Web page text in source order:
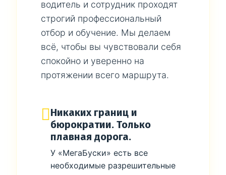
водитель и сотрудник проходят
строгий профессиональный
отбор и обучение. Мы делаем
всё, чтобы вы чувствовали себя
спокойно и уверенно на
протяжении всего маршрута.
Никаких границ и
бюрократии. Только
плавная дорога.
У «МегаБуски» есть все
необходимые разрешительные